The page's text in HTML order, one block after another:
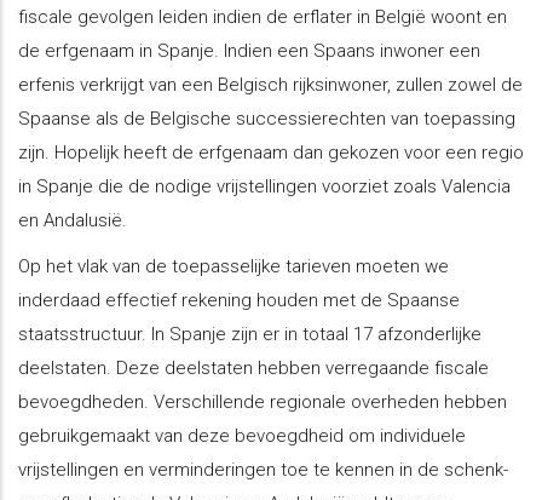
fiscale gevolgen leiden indien de erflater in België woont en
de erfgenaam in Spanje. Indien een Spaans inwoner een
erfenis verkrijgt van een Belgisch rijksinwoner, zullen zowel de
Spaanse als de Belgische successierechten van toepassing
zijn. Hopelijk heeft de erfgenaam dan gekozen voor een regio
in Spanje die de nodige vrijstellingen voorziet zoals Valencia
en Andalusië.
Op het vlak van de toepasselijke tarieven moeten we
inderdaad effectief rekening houden met de Spaanse
staatsstructuur. In Spanje zijn er in totaal 17 afzonderlijke
deelstaten. Deze deelstaten hebben verregaande fiscale
bevoegdheden. Verschillende regionale overheden hebben
gebruikgemaakt van deze bevoegdheid om individuele
vrijstellingen en verminderingen toe te kennen in de schenk-